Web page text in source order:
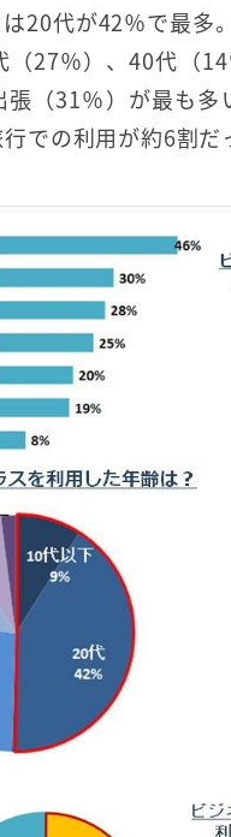
20代が42％で最
27％）、40代（
（31％）が最も
での利用が約6割だ